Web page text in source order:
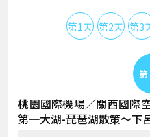
第1天 第2天 第3
桃園國際機場／關西國際
第一大湖-琵琶湖散策〜下